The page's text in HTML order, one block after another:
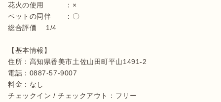
花火の使用　　　：×
ペットの同伴　　：〇
総合評価 　1/4
【基本情報】
住所：高知県香美市土佐山田町平山1491-2
電話：0887-57-9007
料金：なし
チェックイン / チェックアウト：フリー